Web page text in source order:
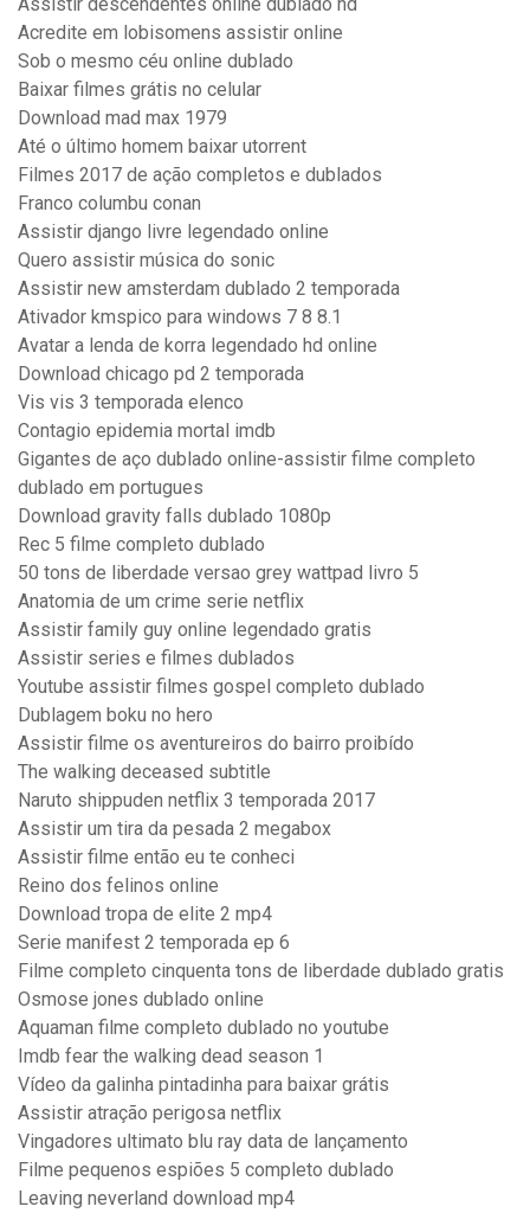
Assistir descendentes online dublado hd
Acredite em lobisomens assistir online
Sob o mesmo céu online dublado
Baixar filmes grátis no celular
Download mad max 1979
Até o último homem baixar utorrent
Filmes 2017 de ação completos e dublados
Franco columbu conan
Assistir django livre legendado online
Quero assistir música do sonic
Assistir new amsterdam dublado 2 temporada
Ativador kmspico para windows 7 8 8.1
Avatar a lenda de korra legendado hd online
Download chicago pd 2 temporada
Vis vis 3 temporada elenco
Contagio epidemia mortal imdb
Gigantes de aço dublado online-assistir filme completo
dublado em portugues
Download gravity falls dublado 1080p
Rec 5 filme completo dublado
50 tons de liberdade versao grey wattpad livro 5
Anatomia de um crime serie netflix
Assistir family guy online legendado gratis
Assistir series e filmes dublados
Youtube assistir filmes gospel completo dublado
Dublagem boku no hero
Assistir filme os aventureiros do bairro proibído
The walking deceased subtitle
Naruto shippuden netflix 3 temporada 2017
Assistir um tira da pesada 2 megabox
Assistir filme então eu te conheci
Reino dos felinos online
Download tropa de elite 2 mp4
Serie manifest 2 temporada ep 6
Filme completo cinquenta tons de liberdade dublado gratis
Osmose jones dublado online
Aquaman filme completo dublado no youtube
Imdb fear the walking dead season 1
Vídeo da galinha pintadinha para baixar grátis
Assistir atração perigosa netflix
Vingadores ultimato blu ray data de lançamento
Filme pequenos espiões 5 completo dublado
Leaving neverland download mp4